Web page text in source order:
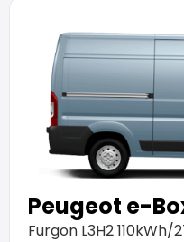
Peugeot e-
Furgon L3H2 110kWh/